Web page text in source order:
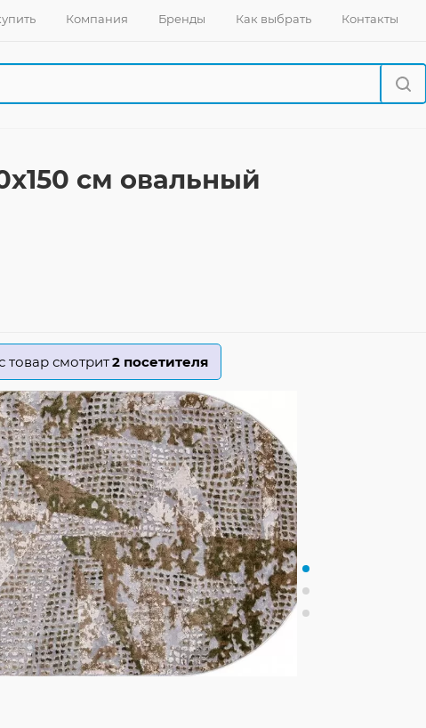
Компания Бренды Как выбрать Контакты
см овальный
товар смотрит2 посетителя